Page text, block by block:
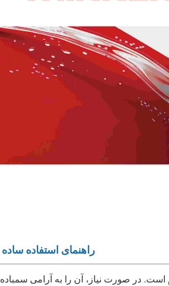
راهنمای استفاده ساده
است. در صورت نیاز، آن را به آرامی سمباده